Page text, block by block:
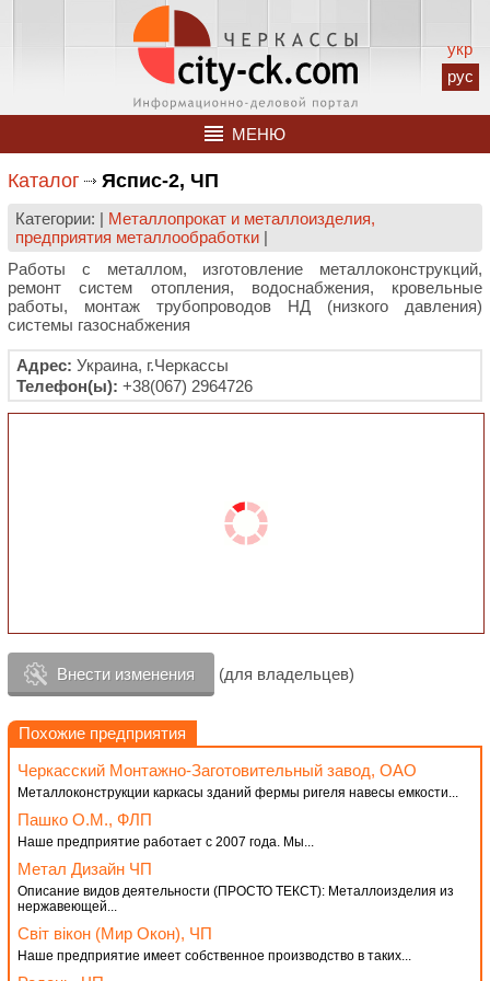
укр
рус
МЕНЮ
Каталог Яспис-2, ЧП
Категории: | Металлопрокат и металлоизделия,
предприятия металлообработки |
Работы с металлом, изготовление металлоконструкций,
ремонт систем отопления, водоснабжения, кровельные
работы, монтаж трубопроводов НД (низкого давления)
системы газоснабжения
Адрес: Украина, г.Черкассы
Телефон(ы): +38(067) 2964726
Внести изменения (для владельцев)
Похожие предприятия
Черкасский Монтажно-Заготовительный завод, ОАО
Металлоконструкции каркасы зданий фермы ригеля навесы емкости...
Пашко О.М., ФЛП
Наше предприятие работает с 2007 года. Мы...
Метал Дизайн ЧП
Описание видов деятельности (ПРОСТО ТЕКСТ): Металлоизделия из
нержавеющей...
Світ вікон (Мир Окон), ЧП
Наше предприятие имеет собственное производство в таких...